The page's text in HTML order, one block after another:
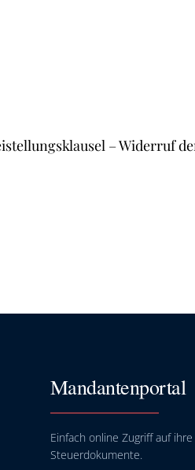
Mandantenportal
Einfach online Zugriff auf ihre
Steuerdokumente.